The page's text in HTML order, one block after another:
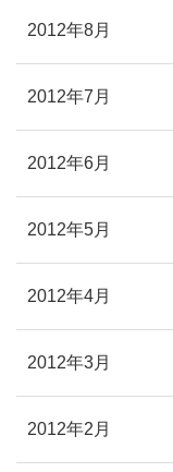
2012年8月
2012年7月
2012年6月
2012年5月
2012年4月
2012年3月
2012年2月